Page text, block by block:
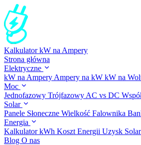
Kalkulator kW na Ampery
Strona główna
Elektryczne
kW na Ampery Ampery na kW kW na
Moc
Jednofazowy Trójfazowy AC vs DC
Solar
Panele Słoneczne Wielkość Falownika
Energia
Kalkulator kWh Koszt Energii Uzysk
Blog O nas